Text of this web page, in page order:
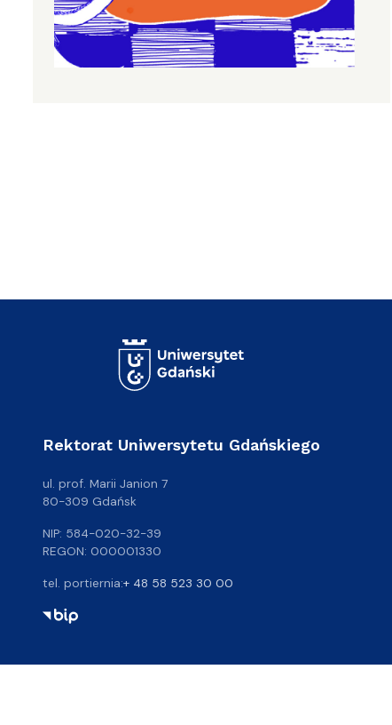
Rektorat Uniwersytetu Gdańskiego
ul. prof. Marii Janion 7
80-309 Gdańsk
NIP: 584-020-32-39
REGON: 000001330
tel. portiernia:+ 48 58 523 30 00